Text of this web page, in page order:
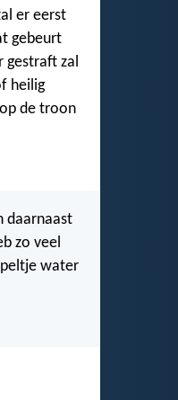
er eerst
gebeurt
gestraft zal
heilig
de troon
daarnaast
zo veel
water